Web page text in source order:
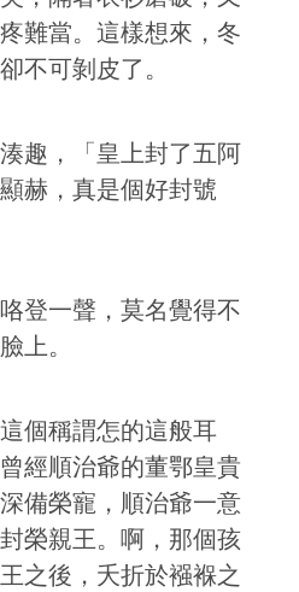
難當。這樣想來，冬
不可剝皮了。
趣，「皇上封了五阿
赫，真是個好封號
登一聲，莫名覺得不
上。
個稱謂怎的這般耳
經順治爺的董鄂皇貴
備榮寵，順治爺一意
榮親王。啊，那個孩
之後，夭折於襁褓之